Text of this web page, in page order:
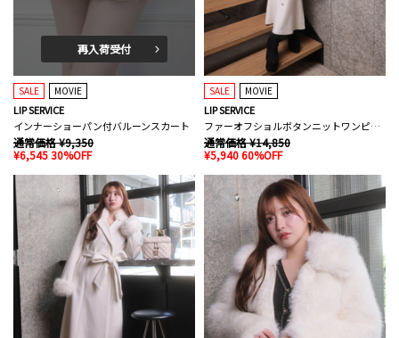
再入荷受付
SALE MOVIE
LIP SERVICE
インナーショーパン付バルーンスカート
通常価格 ¥9,350
¥6,545 30%OFF
SALE MOVIE
LIP SERVICE
ファーオフショルボタンニットワンピース
通常価格 ¥14,850
¥5,940 60%OFF